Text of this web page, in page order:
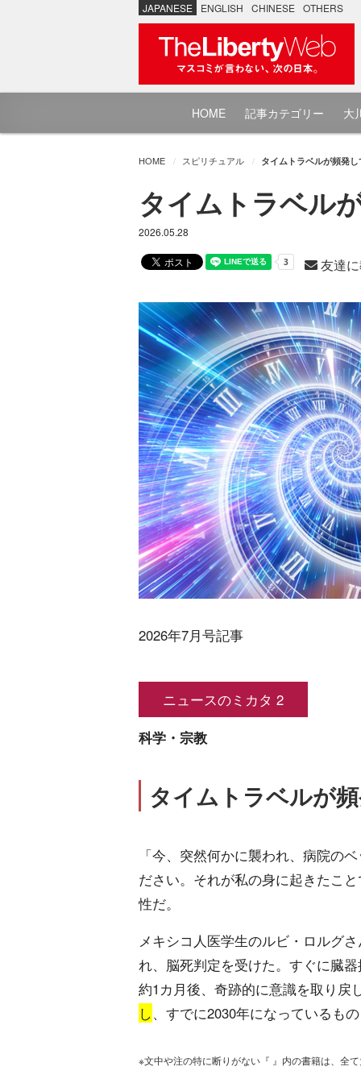
JAPANESE ENGLISH CHINESE OTHERS
HOME 記事カテゴリー 大
HOME スピリチュアル タイムトラベルが頻発
タイムトラベル
2026.05.28
友達
2026年7月号記事
ニュースのミカタ 2
科学・宗教
タイムトラベルが
「今、突然何かに襲われ、病院の
ださい。それが私の身に起きたこ
性だ。
メキシコ人医学生のルビ・ロルグ
れ、脳死判定を受けた。すぐに臓
約1カ月後、奇跡的に意識を取り戻
し、すでに2030年になっているも
※文中や注の特に断りがない『 』内の書籍は、全